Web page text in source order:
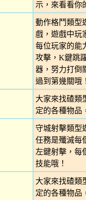
示，來看看你
動作格鬥類型
戲，遊戲中玩
每位玩家的能
攻擊，K鍵跳
器，努力打倒
過到第幾關哦
大家來找碴類
定的各種物品
守城射擊類型
任務是殲滅每
左鍵射擊，每
技能哦！
大家來找碴類
定的各種物品